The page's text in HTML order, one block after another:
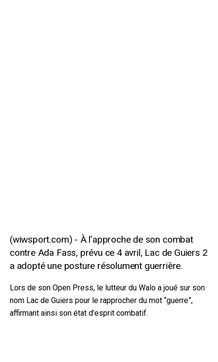
À l’approche de son combat
contre Ada Fass, prévu ce 4 avril, Lac de Guiers 2
a adopté une posture résolument guerrière.
Lors de son Open Press, le lutteur du Walo a joué sur son
nom Lac de Guiers pour le rapprocher du mot “guerre”,
affirmant ainsi son état d’esprit combatif.